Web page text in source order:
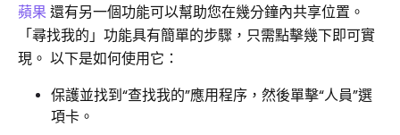
蘋果 還有另一個功能可以幫助您在幾分鐘內共享位置。
「尋找我的」功能具有簡單的步驟，只需點擊幾下即可實
現。 以下是如何使用它：
保護並找到“查找我的”應用程序，然後單擊“人員”選
項卡。